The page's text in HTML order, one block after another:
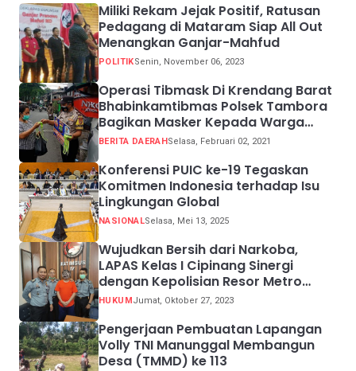
Miliki Rekam Jejak Positif, Ratusan
Pedagang di Mataram Siap All Out
Menangkan Ganjar-Mahfud
POLITIKSenin, November 06, 2023
Operasi Tibmask Di Krendang Barat
Bhabinkamtibmas Polsek Tambora
Bagikan Masker Kepada Warga
Pelanggar Prokes
BERITA DAERAHSelasa, Februari 02, 2021
Konferensi PUIC ke-19 Tegaskan
Komitmen Indonesia terhadap Isu
Lingkungan Global
NASIONALSelasa, Mei 13, 2025
Wujudkan Bersih dari Narkoba,
LAPAS Kelas I Cipinang Sinergi
dengan Kepolisian Resor Metro
Jakarta Barat
HUKUMJumat, Oktober 27, 2023
Pengerjaan Pembuatan Lapangan
Volly TNI Manunggal Membangun
Desa (TMMD) ke 113